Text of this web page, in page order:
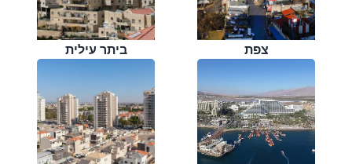
ביתר עילית צפת